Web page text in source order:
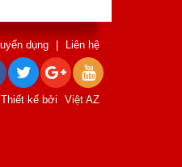
dụng | Liên hệ
kế bởi Việt AZ